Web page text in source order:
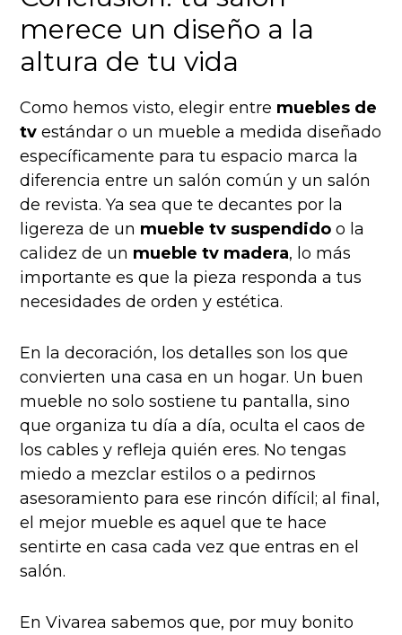
merece un diseño a la
altura de tu vida
Como hemos visto, elegir entre muebles de
tv estándar o un mueble a medida diseñado
específicamente para tu espacio marca la
diferencia entre un salón común y un salón
de revista. Ya sea que te decantes por la
ligereza de un mueble tv suspendido o la
calidez de un mueble tv madera, lo más
importante es que la pieza responda a tus
necesidades de orden y estética.
En la decoración, los detalles son los que
convierten una casa en un hogar. Un buen
mueble no solo sostiene tu pantalla, sino
que organiza tu día a día, oculta el caos de
los cables y refleja quién eres. No tengas
miedo a mezclar estilos o a pedirnos
asesoramiento para ese rincón difícil; al final,
el mejor mueble es aquel que te hace
sentirte en casa cada vez que entras en el
salón.
En Vivarea sabemos que, por muy bonito